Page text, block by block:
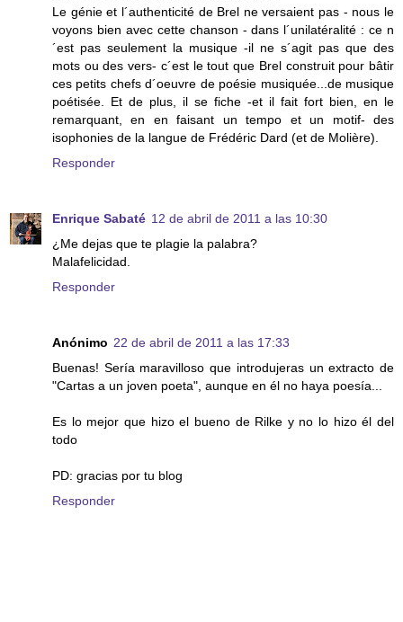
Le génie et l´authenticité de Brel ne versaient pas - nous le
voyons bien avec cette chanson - dans l´unilatéralité : ce n
´est pas seulement la musique -il ne s´agit pas que des
mots ou des vers- c´est le tout que Brel construit pour bâtir
ces petits chefs d´oeuvre de poésie musiquée...de musique
poétisée. Et de plus, il se fiche -et il fait fort bien, en le
remarquant, en en faisant un tempo et un motif- des
isophonies de la langue de Frédéric Dard (et de Molière).
Responder
Enrique Sabaté 12 de abril de 2011 a las 10:30
¿Me dejas que te plagie la palabra?
Malafelicidad.
Responder
Anónimo 22 de abril de 2011 a las 17:33
Buenas! Sería maravilloso que introdujeras un extracto de
"Cartas a un joven poeta", aunque en él no haya poesía...
Es lo mejor que hizo el bueno de Rilke y no lo hizo él del
todo
PD: gracias por tu blog
Responder